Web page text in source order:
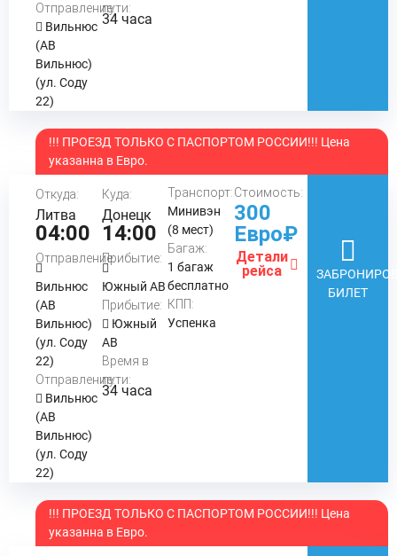
Отправление:
Вильнюс
(АВ
Вильнюс)
(ул. Соду
22)
пути:
34 часа
!!! ПРОЕЗД ТОЛЬКО С ПАСПОРТОМ РОССИИ!!! Цена
указанна в Евро.
Откуда:
Литва
04:00
Отправление:
Вильнюс
(АВ
Вильнюс)
(ул. Соду
22)
Отправление:
Вильнюс
(АВ
Вильнюс)
(ул. Соду
22)
Куда:
Донецк
14:00
Прибытие:
Южный АВ
Прибытие:
Южный
АВ
Время в
пути:
34 часа
Транспорт:
Минивэн
(8 мест)
Багаж:
1 багаж
бесплатно
КПП:
Успенка
Стоимость:
300
Евро₽
Детали
рейса
БИЛЕТ
!!! ПРОЕЗД ТОЛЬКО С ПАСПОРТОМ РОССИИ!!! Цена
указанна в Евро.